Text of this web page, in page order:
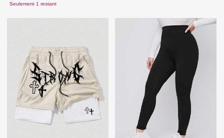
Seulement 1 restant